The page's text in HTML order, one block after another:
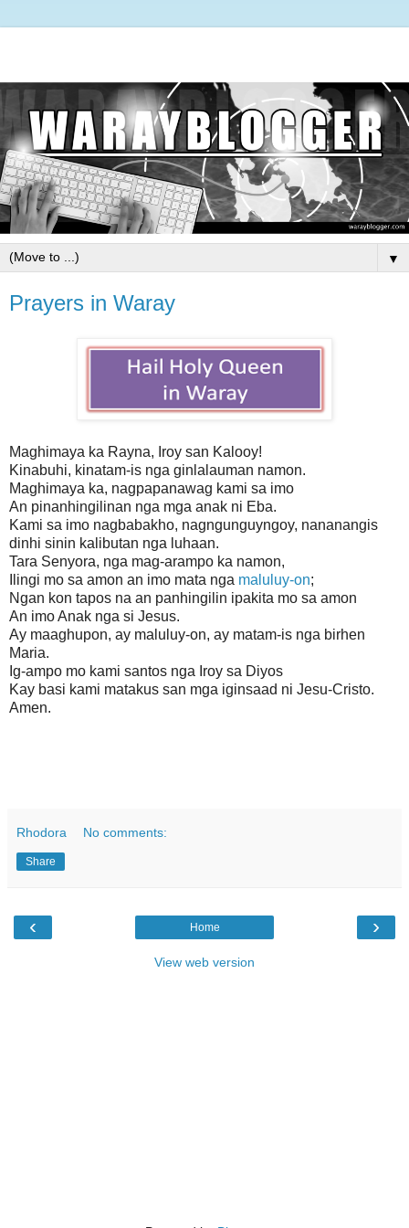
▼
Prayers in Waray
Maghimaya ka Rayna, Iroy san Kalooy!
Kinabuhi, kinatam-is nga ginlalauman namon.
Maghimaya ka, nagpapanawag kami sa imo
An pinanhingilinan nga mga anak ni Eba.
Kami sa imo nagbabakho, nagngunguyngoy, nananangis
dinhi sinin kalibutan nga luhaan.
Tara Senyora, nga mag-arampo ka namon,
Ilingi mo sa amon an imo mata nga maluluy-on;
Ngan kon tapos na an panhingilin ipakita mo sa amon
An imo Anak nga si Jesus.
Ay maaghupon, ay maluluy-on, ay matam-is nga birhen
Maria.
Ig-ampo mo kami santos nga Iroy sa Diyos
Kay basi kami matakus san mga iginsaad ni Jesu-Cristo.
Amen.
Rhodora No comments:
Share
‹ ›
Home
View web version